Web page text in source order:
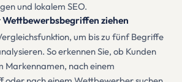
und lokalem SEO.
ziehen
um bis zu fünf Begriffe
So erkennen Sie, ob Kunden
Markennamen, nach einem